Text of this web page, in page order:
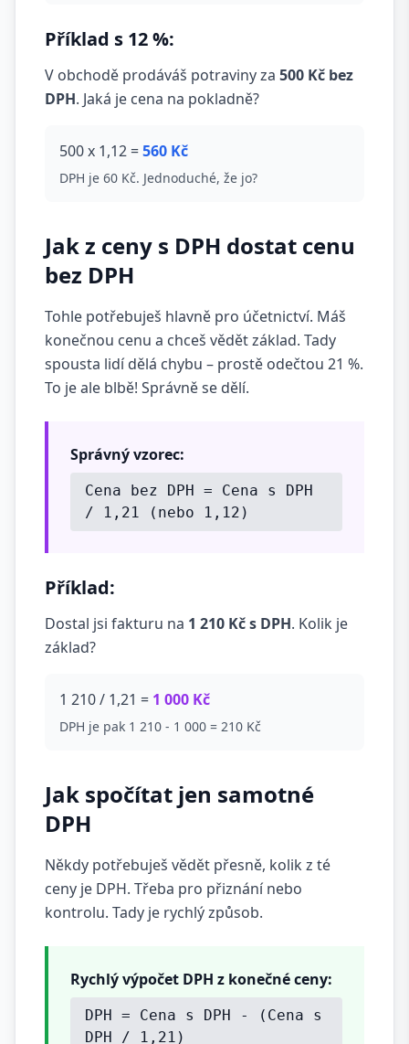
Příklad s 12 %:
V obchodě prodáváš potraviny za 500 Kč bez
DPH. Jaká je cena na pokladně?
500 x 1,12 =560 Kč
DPH je 60 Kč. Jednoduché, že jo?
Jak z ceny s DPH dostat cenu
bez DPH
Tohle potřebuješ hlavně pro účetnictví. Máš
konečnou cenu a chceš vědět základ. Tady
spousta lidí dělá chybu – prostě odečtou 21 %.
To je ale blbě! Správně se dělí.
Správný vzorec:
Cena bez DPH = Cena s DPH
/ 1,21 (nebo 1,12)
Příklad:
Dostal jsi fakturu na 1 210 Kč s DPH. Kolik je
základ?
1 210 / 1,21 = 1 000 Kč
DPH je pak 1 210 - 1 000 = 210 Kč
Jak spočítat jen samotné
DPH
Někdy potřebuješ vědět přesně, kolik z té
ceny je DPH. Třeba pro přiznání nebo
kontrolu. Tady je rychlý způsob.
Rychlý výpočet DPH z konečné ceny:
DPH = Cena s DPH - (Cena s
DPH / 1,21)